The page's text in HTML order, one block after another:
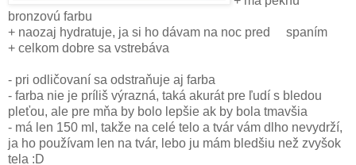
bronzovú farbu
+ naozaj hydratuje, ja si ho dávam na noc pred spaním
+ celkom dobre sa vstrebáva
- pri odličovaní sa odstraňuje aj farba
- farba nie je príliš výrazná, taká akurát pre ľudí s bledou
pleťou, ale pre mňa by bolo lepšie ak by bola tmavšia
- má len 150 ml, takže na celé telo a tvár vám dlho nevydrží,
ja ho používam len na tvár, lebo ju mám bledšiu než zvyšok
tela :D